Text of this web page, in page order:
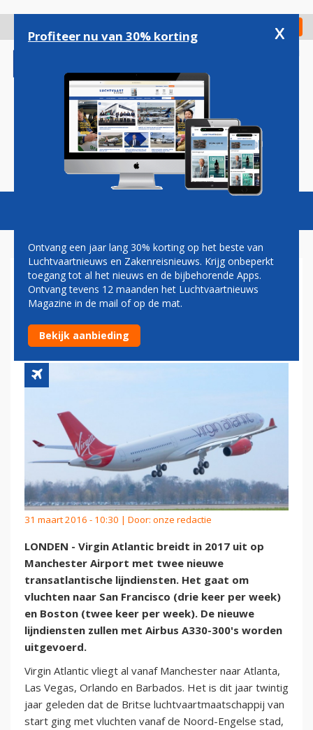
gaan
Check in
Magazine Podcasts Vacatures
VIRGIN ATLANTIC VAN
MANCHESTER NAAR SAN
FRANCISCO EN BOSTON
31 maart 2016 - 10:30 | Door: onze redactie
LONDEN - Virgin Atlantic breidt in 2017 uit op
Manchester Airport met twee nieuwe
transatlantische lijndiensten. Het gaat om
vluchten naar San Francisco (drie keer per week)
en Boston (twee keer per week). De nieuwe
lijndiensten zullen met Airbus A330-300's worden
uitgevoerd.
Virgin Atlantic vliegt al vanaf Manchester naar Atlanta,
Las Vegas, Orlando en Barbados. Het is dit jaar twintig
jaar geleden dat de Britse luchtvaartmaatschappij van
start ging met vluchten vanaf de Noord-Engelse stad,
Profiteer nu van 30% korting x
Ontvang een jaar lang 30% korting op het beste van
Luchtvaartnieuws en Zakenreisnieuws. Krijg onbeperkt
toegang tot al het nieuws en de bijbehorende Apps.
Ontvang tevens 12 maanden het Luchtvaartnieuws
Magazine in de mail of op de mat.
Bekijk aanbieding